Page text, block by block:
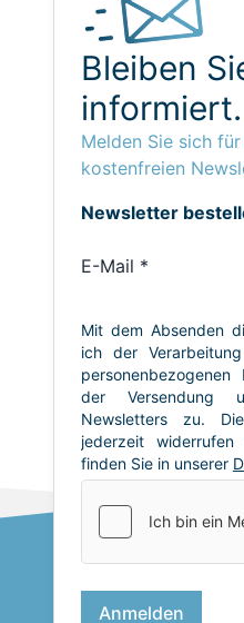
Bleiben
informiert.
Melden Sie sich für
kostenfreien